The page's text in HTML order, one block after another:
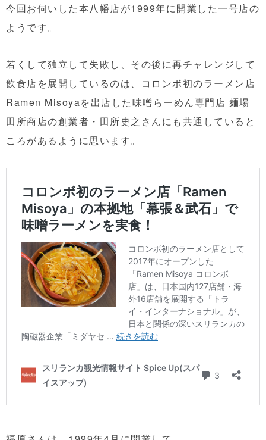
今回お伺いした本八幡店が1999年に開業した一号店の
ようです。
若くして独立して失敗し、その後に再チャレンジして
飲食店を展開しているのは、コロンボ初のラーメン店
Ramen Misoyaを出店した味噌らーめん専門店 麺場
田所商店の創業者・田所史之さんにも共通していると
ころがあるように思います。